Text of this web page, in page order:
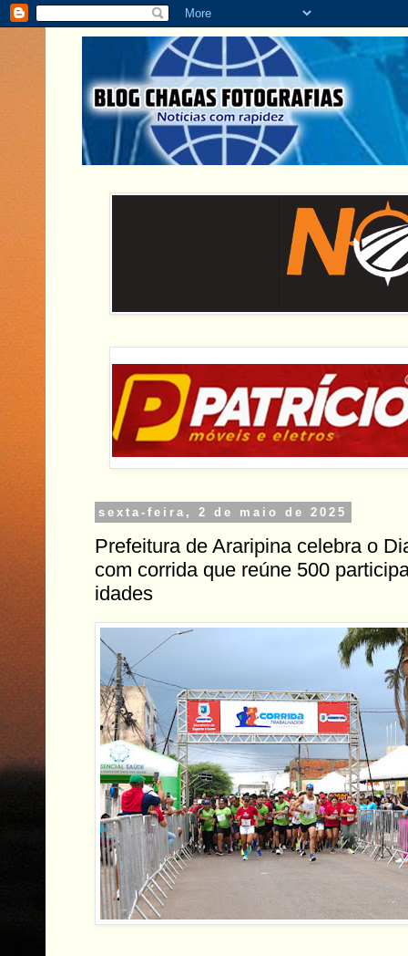
sexta-feira, 2 de maio de 2025
Prefeitura de Araripina celebra o
com corrida que reúne 500
idades